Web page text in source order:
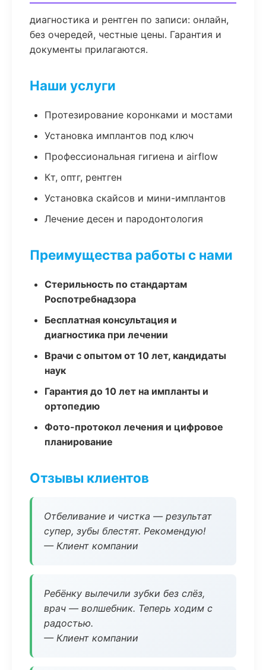
диагностика и рентген по записи: онлайн,
без очередей, честные цены. Гарантия и
документы прилагаются.
Наши услуги
Протезирование коронками и мостами
Установка имплантов под ключ
Профессиональная гигиена и airflow
Кт, оптг, рентген
Установка скайсов и мини-имплантов
Лечение десен и пародонтология
Преимущества работы с нами
Стерильность по стандартам
Роспотребнадзора
Бесплатная консультация и
диагностика при лечении
Врачи с опытом от 10 лет, кандидаты
наук
Гарантия до 10 лет на импланты и
ортопедию
Фото-протокол лечения и цифровое
планирование
Отзывы клиентов
Отбеливание и чистка — результат
супер, зубы блестят. Рекомендую!
— Клиент компании
Ребёнку вылечили зубки без слёз,
врач — волшебник. Теперь ходим с
радостью.
— Клиент компании